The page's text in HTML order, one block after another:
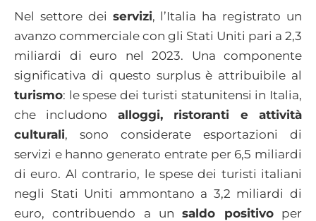
Nel settore dei servizi, l’Italia ha registrato un
avanzo commerciale con gli Stati Uniti pari a 2,3
miliardi di euro nel 2023. Una componente
significativa di questo surplus è attribuibile al
turismo: le spese dei turisti statunitensi in Italia,
che includono alloggi, ristoranti e attività
culturali, sono considerate esportazioni di
servizi e hanno generato entrate per 6,5 miliardi
di euro. Al contrario, le spese dei turisti italiani
negli Stati Uniti ammontano a 3,2 miliardi di
euro, contribuendo a unsaldo positivoper